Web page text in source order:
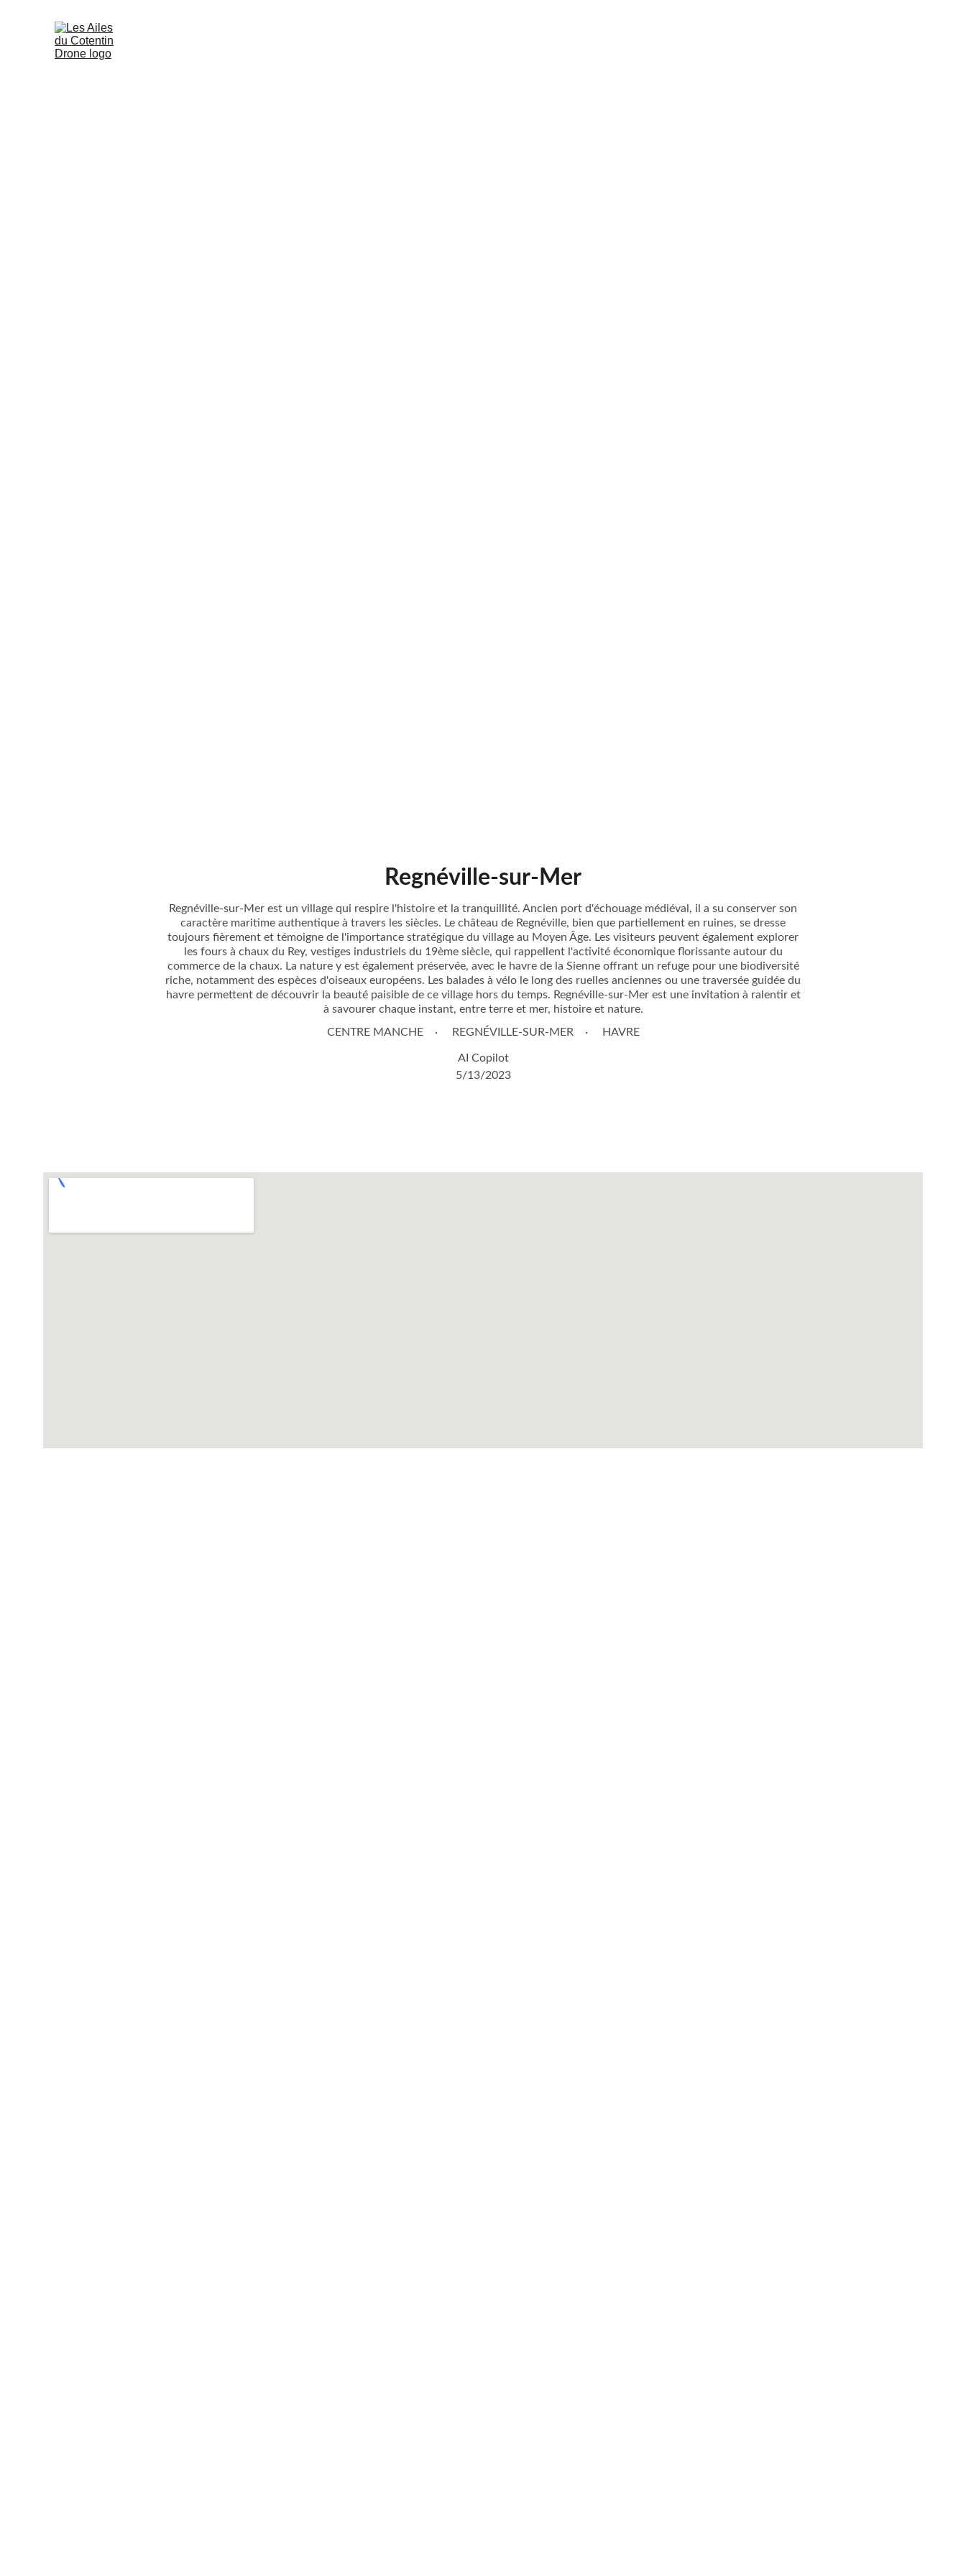
Regnéville-sur-Mer
Regnéville-sur-Mer est un village qui respire l'histoire et la tranquillité. Ancien port d'échouage médiéval, il a su conserver son
caractère maritime authentique à travers les siècles. Le château de Regnéville, bien que partiellement en ruines, se dresse
toujours fièrement et témoigne de l'importance stratégique du village au Moyen Âge. Les visiteurs peuvent également explorer
les fours à chaux du Rey, vestiges industriels du 19ème siècle, qui rappellent l'activité économique florissante autour du
commerce de la chaux. La nature y est également préservée, avec le havre de la Sienne offrant un refuge pour une biodiversité
riche, notamment des espèces d'oiseaux européens. Les balades à vélo le long des ruelles anciennes ou une traversée guidée du
havre permettent de découvrir la beauté paisible de ce village hors du temps. Regnéville-sur-Mer est une invitation à ralentir et
à savourer chaque instant, entre terre et mer, histoire et nature.
CENTRE MANCHE
REGNÉVILLE-SUR-MER HAVRE
AI Copilot
5/13/2023